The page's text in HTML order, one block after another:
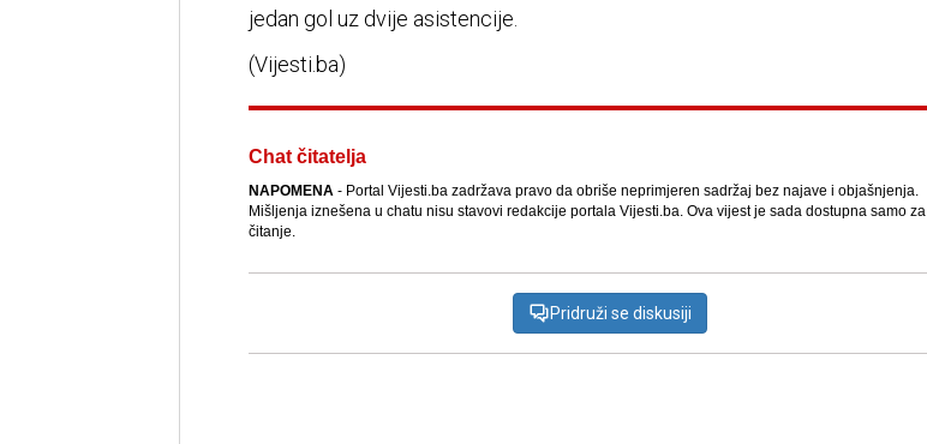
jedan gol uz dvije asistencije.
(Vijesti.ba)
Chat čitatelja
NAPOMENA- Portal Vijesti.ba zadržava pravo da obriše neprimjeren sadržaj bez najave i objašnjenja.
Mišljenja iznešena u chatu nisu stavovi redakcije portala Vijesti.ba. Ova vijest je sada dostupna samo za
čitanje.
Pridruži se diskusiji